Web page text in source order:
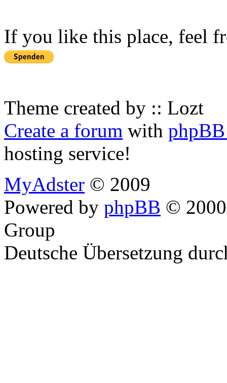
If you like this place, feel
Theme created by :: Lozt
Create a forum with
hosting service!
MyAdster © 2009
Powered by phpBB ©
Group
Deutsche Übersetzung